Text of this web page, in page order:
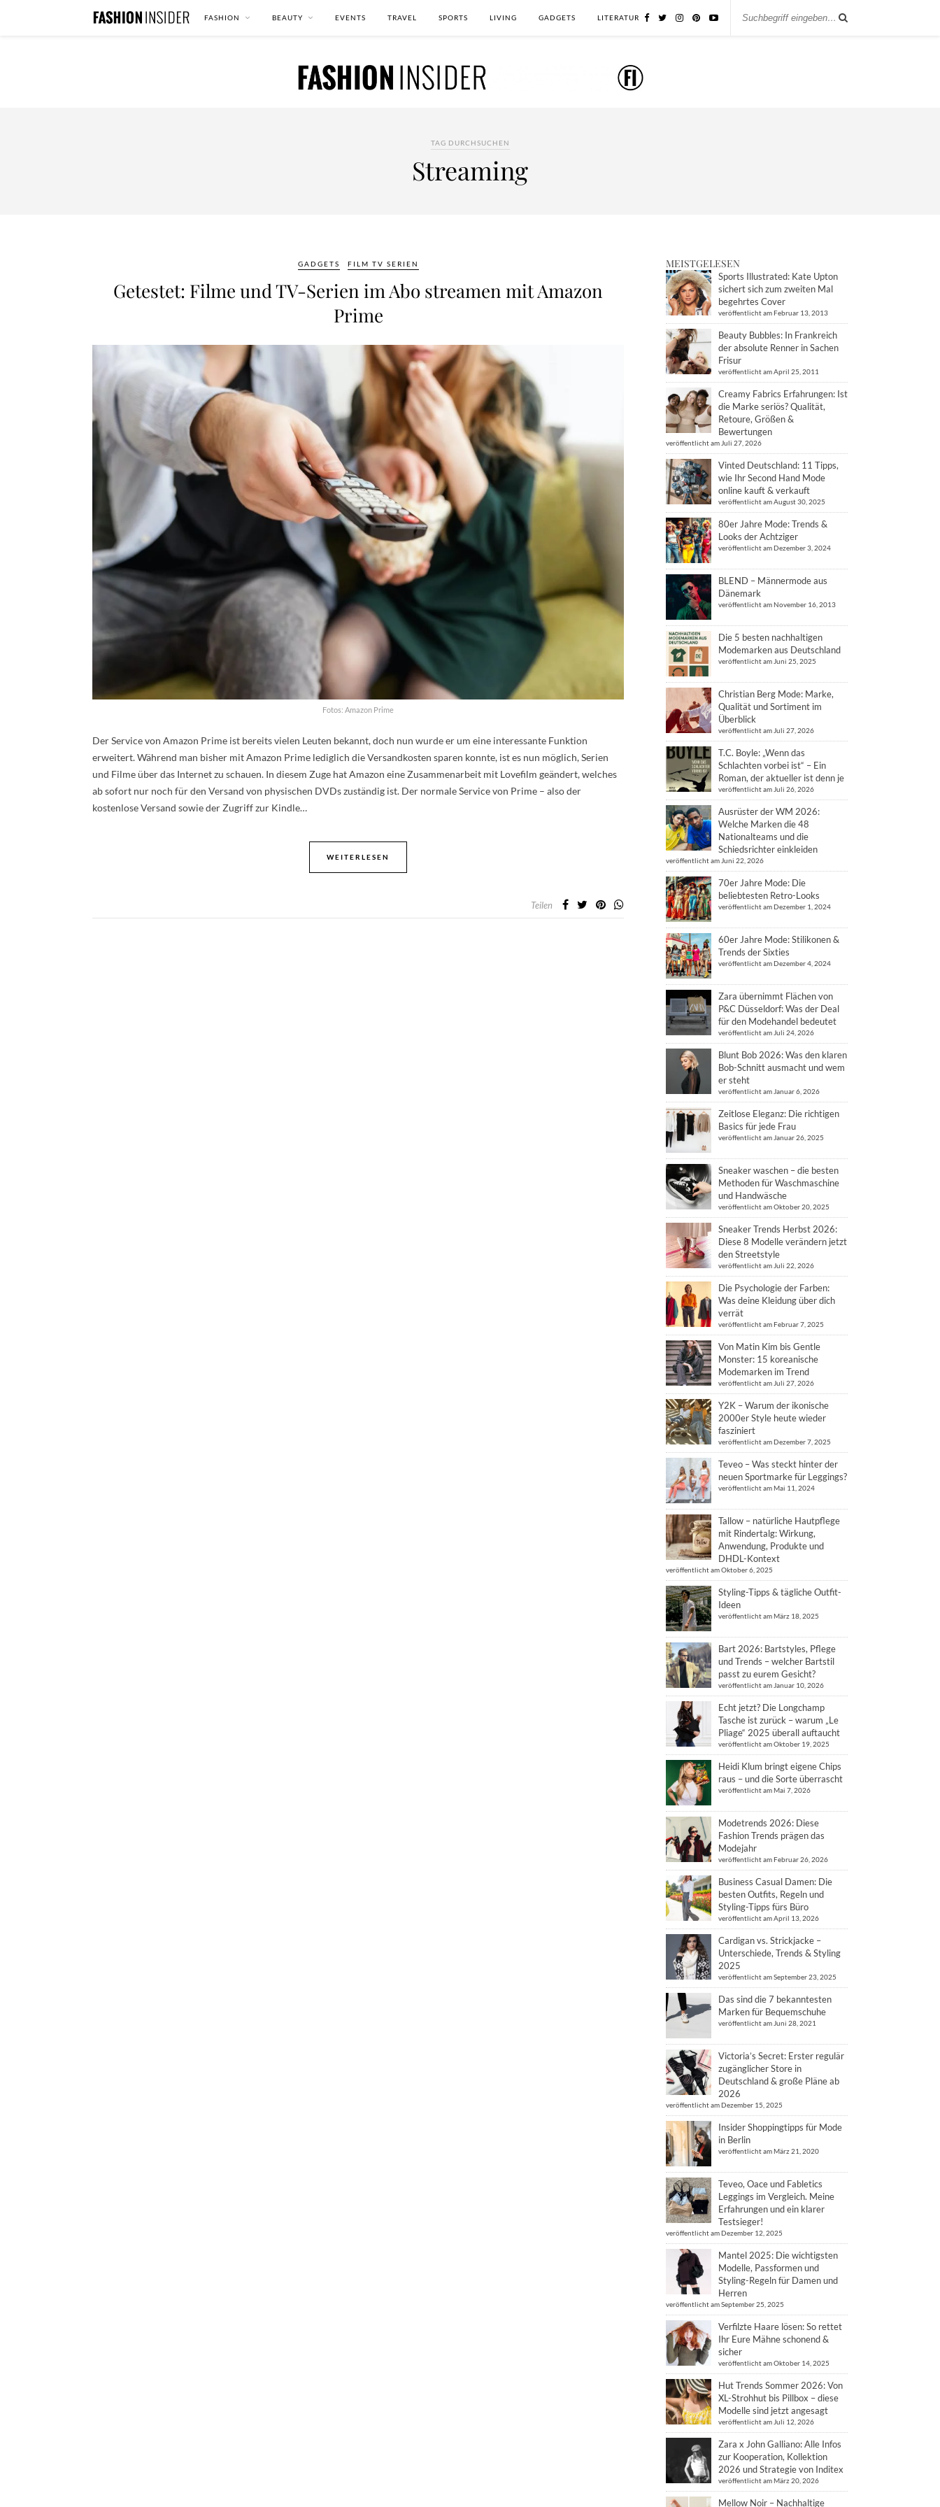
FASHION BEAUTY EVENTS TRAVEL SPORTS LIVING GADGETS LITERATUR
TAG DURCHSUCHEN
Streaming
GADGETS FILM TV SERIEN
Getestet: Filme und TV-Serien im Abo streamen mit Amazon
Prime
Fotos: Amazon Prime
Der Service von Amazon Prime ist bereits vielen Leuten bekannt, doch nun wurde er um eine interessante Funktion
erweitert. Während man bisher mit Amazon Prime lediglich die Versandkosten sparen konnte, ist es nun möglich, Serien
und Filme über das Internet zu schauen. In diesem Zuge hat Amazon eine Zusammenarbeit mit Lovefilm geändert, welches
ab sofort nur noch für den Versand von physischen DVDs zuständig ist. Der normale Service von Prime – also der
kostenlose Versand sowie der Zugriff zur Kindle…
WEITERLESEN
Teilen
MEISTGELESEN
Sports Illustrated: Kate Upton
sichert sich zum zweiten Mal
begehrtes Cover
veröffentlicht am Februar 13, 2013
Beauty Bubbles: In Frankreich
der absolute Renner in Sachen
Frisur
veröffentlicht am April 25, 2011
Creamy Fabrics Erfahrungen: Ist
die Marke seriös? Qualität,
Retoure, Größen &
Bewertungen
veröffentlicht am Juli 27, 2026
Vinted Deutschland: 11 Tipps,
wie Ihr Second Hand Mode
online kauft & verkauft
veröffentlicht am August 30, 2025
80er Jahre Mode: Trends &
Looks der Achtziger
veröffentlicht am Dezember 3, 2024
BLEND – Männermode aus
Dänemark
veröffentlicht am November 16, 2013
Die 5 besten nachhaltigen
Modemarken aus Deutschland
veröffentlicht am Juni 25, 2025
Christian Berg Mode: Marke,
Qualität und Sortiment im
Überblick
veröffentlicht am Juli 27, 2026
T.C. Boyle: „Wenn das
Schlachten vorbei ist“ – Ein
Roman, der aktueller ist denn je
veröffentlicht am Juli 26, 2026
Ausrüster der WM 2026:
Welche Marken die 48
Nationalteams und die
Schiedsrichter einkleiden
veröffentlicht am Juni 22, 2026
70er Jahre Mode: Die
beliebtesten Retro-Looks
veröffentlicht am Dezember 1, 2024
60er Jahre Mode: Stilikonen &
Trends der Sixties
veröffentlicht am Dezember 4, 2024
Zara übernimmt Flächen von
P&C Düsseldorf: Was der Deal
für den Modehandel bedeutet
veröffentlicht am Juli 24, 2026
Blunt Bob 2026: Was den klaren
Bob-Schnitt ausmacht und wem
er steht
veröffentlicht am Januar 6, 2026
Zeitlose Eleganz: Die richtigen
Basics für jede Frau
veröffentlicht am Januar 26, 2025
Sneaker waschen – die besten
Methoden für Waschmaschine
und Handwäsche
veröffentlicht am Oktober 20, 2025
Sneaker Trends Herbst 2026:
Diese 8 Modelle verändern jetzt
den Streetstyle
veröffentlicht am Juli 22, 2026
Die Psychologie der Farben:
Was deine Kleidung über dich
verrät
veröffentlicht am Februar 7, 2025
Von Matin Kim bis Gentle
Monster: 15 koreanische
Modemarken im Trend
veröffentlicht am Juli 27, 2026
Y2K – Warum der ikonische
2000er Style heute wieder
fasziniert
veröffentlicht am Dezember 7, 2025
Teveo – Was steckt hinter der
neuen Sportmarke für Leggings?
veröffentlicht am Mai 11, 2024
Tallow – natürliche Hautpflege
mit Rindertalg: Wirkung,
Anwendung, Produkte und
DHDL-Kontext
veröffentlicht am Oktober 6, 2025
Styling-Tipps & tägliche Outfit-
Ideen
veröffentlicht am März 18, 2025
Bart 2026: Bartstyles, Pflege
und Trends – welcher Bartstil
passt zu eurem Gesicht?
veröffentlicht am Januar 10, 2026
Echt jetzt? Die Longchamp
Tasche ist zurück – warum „Le
Pliage“ 2025 überall auftaucht
veröffentlicht am Oktober 19, 2025
Heidi Klum bringt eigene Chips
raus – und die Sorte überrascht
veröffentlicht am Mai 7, 2026
Modetrends 2026: Diese
Fashion Trends prägen das
Modejahr
veröffentlicht am Februar 26, 2026
Business Casual Damen: Die
besten Outfits, Regeln und
Styling-Tipps fürs Büro
veröffentlicht am April 13, 2026
Cardigan vs. Strickjacke –
Unterschiede, Trends & Styling
2025
veröffentlicht am September 23, 2025
Das sind die 7 bekanntesten
Marken für Bequemschuhe
veröffentlicht am Juni 28, 2021
Victoria’s Secret: Erster regulär
zugänglicher Store in
Deutschland & große Pläne ab
2026
veröffentlicht am Dezember 15, 2025
Insider Shoppingtipps für Mode
in Berlin
veröffentlicht am März 21, 2020
Teveo, Oace und Fabletics
Leggings im Vergleich. Meine
Erfahrungen und ein klarer
Testsieger!
veröffentlicht am Dezember 12, 2025
Mantel 2025: Die wichtigsten
Modelle, Passformen und
Styling-Regeln für Damen und
Herren
veröffentlicht am September 25, 2025
Verfilzte Haare lösen: So rettet
Ihr Eure Mähne schonend &
sicher
veröffentlicht am Oktober 14, 2025
Hut Trends Sommer 2026: Von
XL-Strohhut bis Pillbox – diese
Modelle sind jetzt angesagt
veröffentlicht am Juli 12, 2026
Zara x John Galliano: Alle Infos
zur Kooperation, Kollektion
2026 und Strategie von Inditex
veröffentlicht am März 20, 2026
Mellow Noir – Nachhaltige